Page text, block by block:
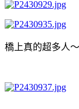
橋上真的超多人